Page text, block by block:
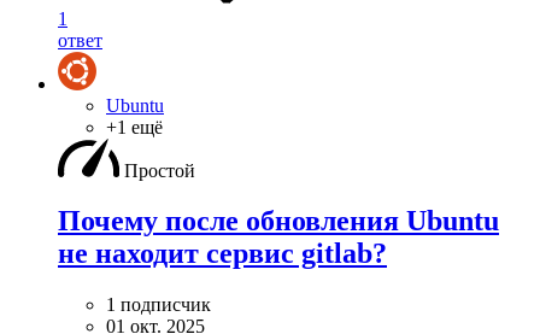
1
ответ
Ubuntu
+1 ещё
Простой
Почему после обновления Ubuntu
не находит сервис gitlab?
1 подписчик
01 окт. 2025